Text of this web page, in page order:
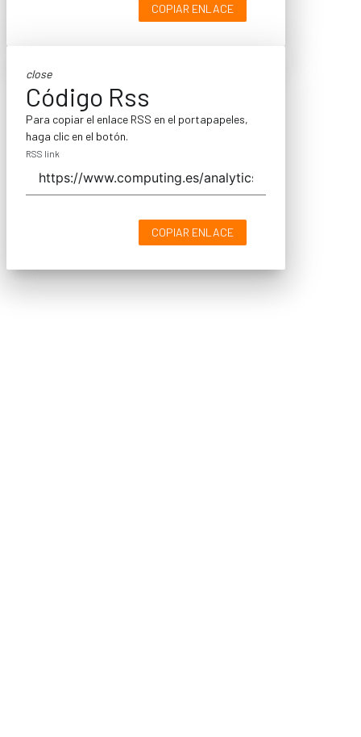
COPIAR ENLACE
close
Código Rss
Para copiar el enlace RSS en el portapapeles,
haga clic en el botón.
RSS link
COPIAR ENLACE